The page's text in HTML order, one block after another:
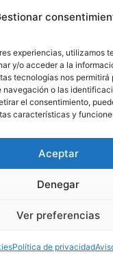
experiencias, utilizamos
y/o acceder a la
tecnologías nos permitirá
navegación o las
el consentimiento,
características y
Aceptar
Denegar
Ver preferencias
Política de privacidad
17 - 20h
10 - 14h
domingo y festivos
También en redes